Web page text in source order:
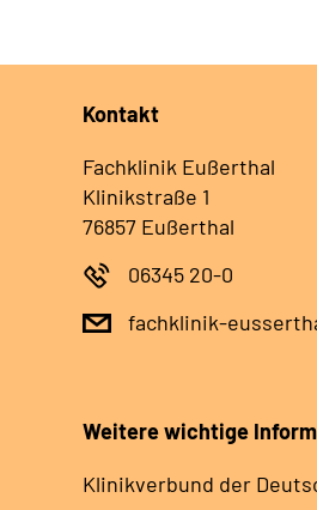
Kontakt
Fachklinik Eußerthal
Klinikstraße 1
76857 Eußerthal
06345 20-0
fachklinik-
Weitere wichtige
Klinikverbund der